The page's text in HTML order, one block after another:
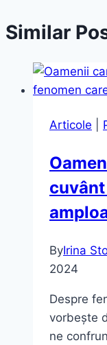
Similar
Articole
ByIrina
2024
Despre
vorbește
ne